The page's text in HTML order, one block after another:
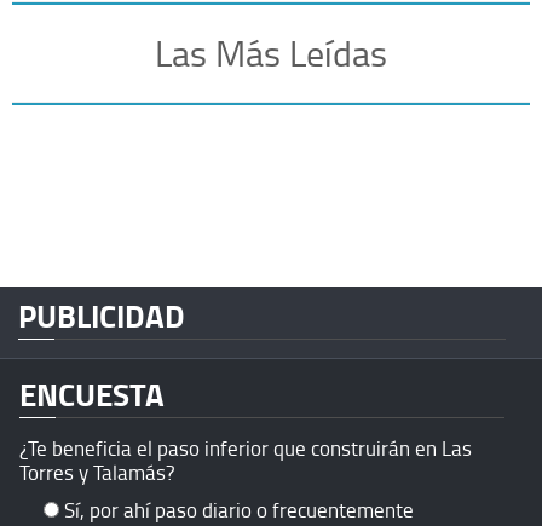
Las Más Leídas
PUBLICIDAD
ENCUESTA
¿Te beneficia el paso inferior que construirán en Las
Torres y Talamás?
Sí, por ahí paso diario o frecuentemente